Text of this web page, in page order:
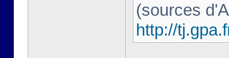
(sources
http://